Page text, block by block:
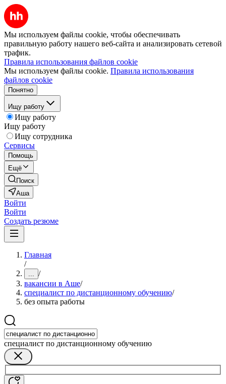
Мы используем файлы cookie, чтобы обеспечивать
правильную работу нашего веб-сайта и анализировать сетевой
трафик.
Правила использования файлов cookie
Мы используем файлы cookie. Правила использования
файлов cookie
Понятно
Ищу работу
Ищу работу
Ищу работу
Ищу сотрудника
Сервисы
Помощь
Ещё
Поиск
Аша
Войти
Войти
Создать резюме
Главная
/
... /
вакансии в Аше/
специалист по дистанционному обучению/
без опыта работы
специалист по дистанционному обучению